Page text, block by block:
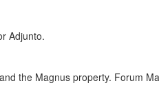
Adjunto.
the Magnus property. Forum